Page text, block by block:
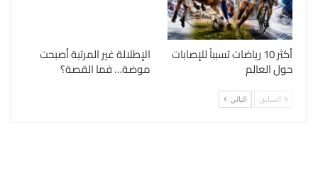
أكثر 10 رياضات تسبباً للإصابات
حول العالم
الإطلالة غير المرتبة أصبحت
موضة… فما القصة؟
السابق التالي